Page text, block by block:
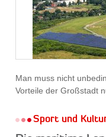
Man muss nicht
Vorteile der Großstadt
Sport und